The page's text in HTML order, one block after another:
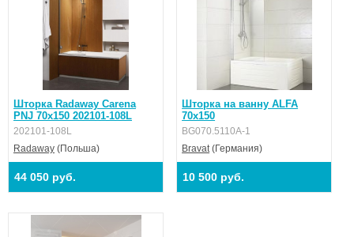
Шторка Radaway Carena
PNJ 70х150 202101-108L
202101-108L
Radaway (Польша)
44 050 руб.
Шторка на ванну ALFA
70x150
BG070.5110A-1
Bravat (Германия)
10 500 руб.